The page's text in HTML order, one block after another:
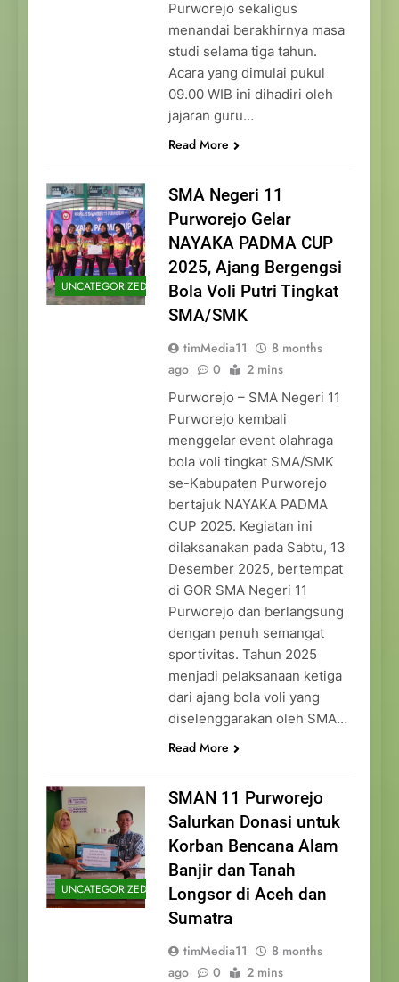
Purworejo sekaligus
menandai berakhirnya masa
studi selama tiga tahun.
Acara yang dimulai pukul
09.00 WIB ini dihadiri oleh
jajaran guru…
Read More
UNCATEGORIZED
SMA Negeri 11
Purworejo Gelar
NAYAKA PADMA CUP
2025, Ajang Bergengsi
Bola Voli Putri Tingkat
SMA/SMK
timMedia11
8 months
ago
0 2 mins
Purworejo – SMA Negeri 11
Purworejo kembali
menggelar event olahraga
bola voli tingkat SMA/SMK
se-Kabupaten Purworejo
bertajuk NAYAKA PADMA
CUP 2025. Kegiatan ini
dilaksanakan pada Sabtu, 13
Desember 2025, bertempat
di GOR SMA Negeri 11
Purworejo dan berlangsung
dengan penuh semangat
sportivitas. Tahun 2025
menjadi pelaksanaan ketiga
dari ajang bola voli yang
diselenggarakan oleh SMA…
Read More
UNCATEGORIZED
SMAN 11 Purworejo
Salurkan Donasi untuk
Korban Bencana Alam
Banjir dan Tanah
Longsor di Aceh dan
Sumatra
timMedia11
8 months
ago
0 2 mins